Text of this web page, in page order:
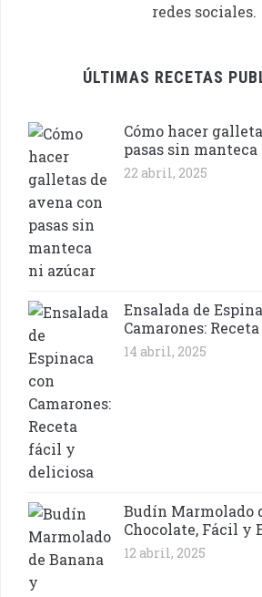
redes sociales.
ÚLTIMAS RECETAS
Cómo hacer
pasas sin
22 abril, 2025
Ensalada de
Camarones:
14 abril, 2025
Budín Marmolado
Chocolate, Fácil y
12 abril, 2025